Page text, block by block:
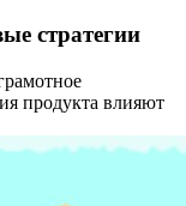
стратегии
продукта влияют